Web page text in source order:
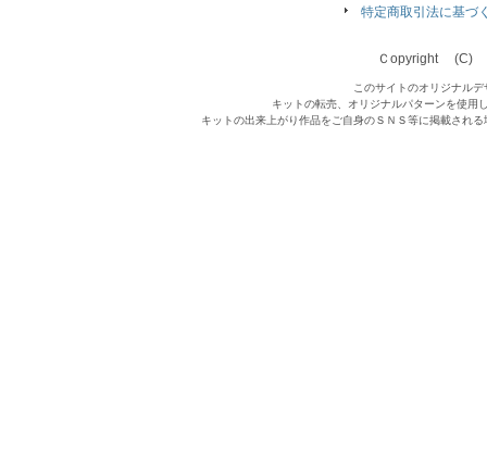
特定商取引法に基づ
Ｃopyright (C)
このサイトのオリジナル
キットの転売、オリジナルパターンを使用
キットの出来上がり作品をご自身のＳＮＳ等に掲載され